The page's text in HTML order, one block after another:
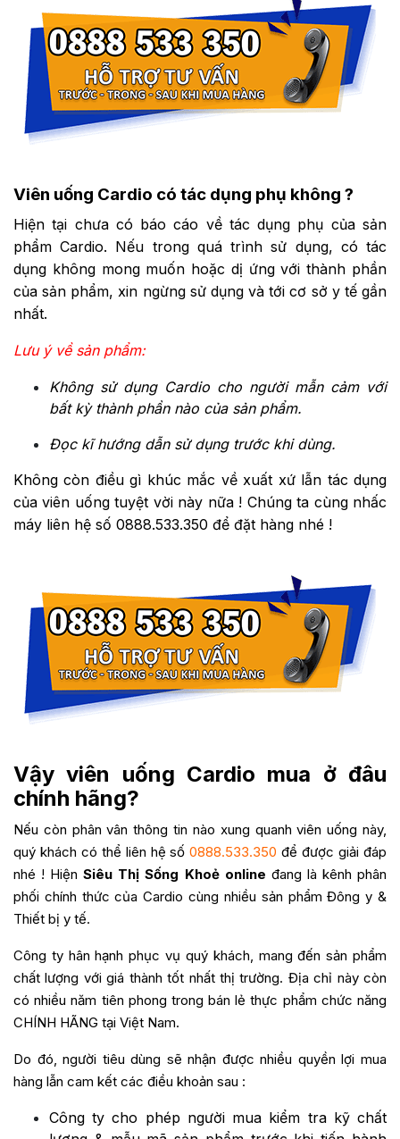
Viên uống Cardio có tác dụng phụ không ?
Hiện tại chưa có báo cáo về tác dụng phụ của sản
phẩm Cardio. Nếu trong quá trình sử dụng, có tác
dụng không mong muốn hoặc dị ứng với thành phần
của sản phẩm, xin ngừng sử dụng và tới cơ sở y tế gần
nhất.
Lưu ý về sản phẩm:
Không sử dụng Cardio cho người mẫn cảm với
bất kỳ thành phần nào của sản phẩm.
Đọc kĩ hướng dẫn sử dụng trước khi dùng.
Không còn điều gì khúc mắc về xuất xứ lẫn tác dụng
của viên uống tuyệt vời này nữa ! Chúng ta cùng nhấc
máy liên hệ số 0888.533.350 để đặt hàng nhé !
Vậy viên uống Cardio mua ở đâu
chính hãng?
Nếu còn phân vân thông tin nào xung quanh viên uống này,
quý khách có thể liên hệ số0888.533.350 để được giải đáp
nhé ! HiệnSiêu Thị Sống Khoẻ online đang là kênh phân
phối chính thức của Cardio cùng nhiều sản phẩm Đông y &
Thiết bị y tế.
Công ty hân hạnh phục vụ quý khách, mang đến sản phẩm
chất lượng với giá thành tốt nhất thị trường. Địa chỉ này còn
có nhiều năm tiên phong trong bán lẻ thực phẩm chức năng
CHÍNH HÃNG tại Việt Nam.
Do đó, người tiêu dùng sẽ nhận được nhiều quyền lợi mua
hàng lẫn cam kết các điều khoản sau :
Công ty cho phép người mua kiểm tra kỹ chất